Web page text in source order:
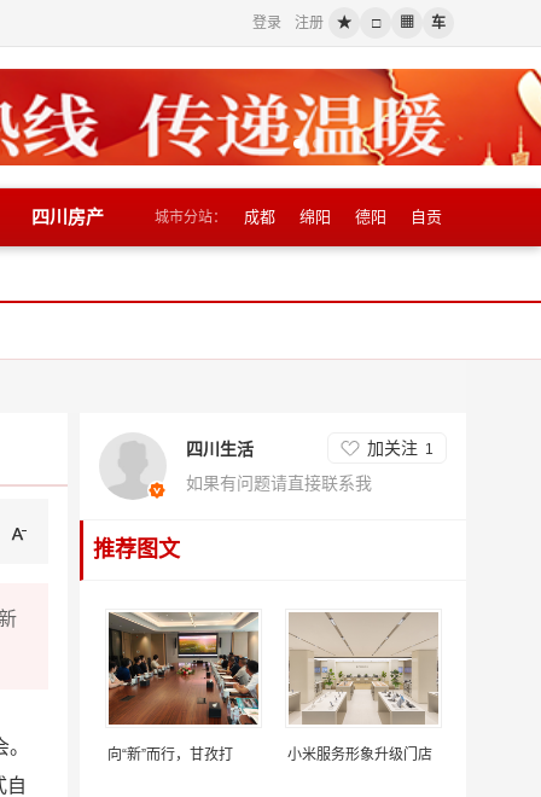
登录 注册 ★ □ ▦ 车
四川房产 城市分站： 成都 绵阳 德阳 自贡
自
四川生活 加关注 1
如果有问题请直接联系我
推荐图文
向“新”而行，甘孜打 小米服务形象升级门店